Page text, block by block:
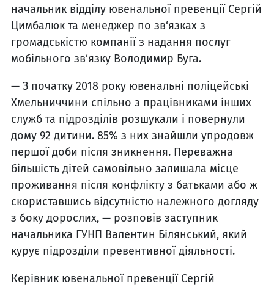
начальник відділу ювенальної превенції Сергій
Цимбалюк та менеджер по зв‘язках з
громадськістю компанії з надання послуг
мобільного зв‘язку Володимир Буга.
— З початку 2018 року ювенальні поліцейські
Хмельниччини спільно з працівниками інших
служб та підрозділів розшукали і повернули
дому 92 дитини. 85% з них знайшли упродовж
першої доби після зникнення. Переважна
більшість дітей самовільно залишала місце
проживання після конфлікту з батьками або ж
скориставшись відсутністю належного догляду
з боку дорослих, — розповів заступник
начальника ГУНП Валентин Білянський, який
курує підрозділи превентивної діяльності.
Керівник ювенальної превенції Сергій